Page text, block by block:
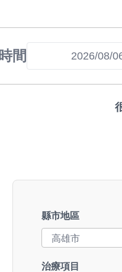
間
縣市地區
治療項目